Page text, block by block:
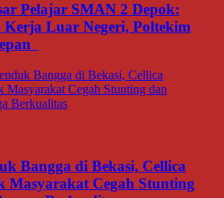
Pelajar SMAN 2 Depok:
Kerja Luar Negeri, Poltekim
Bangga di Bekasi, Cellica
Masyarakat Cegah Stunting